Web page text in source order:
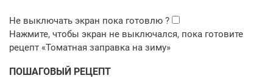
ПОШАГОВЫЙ РЕЦЕПТ